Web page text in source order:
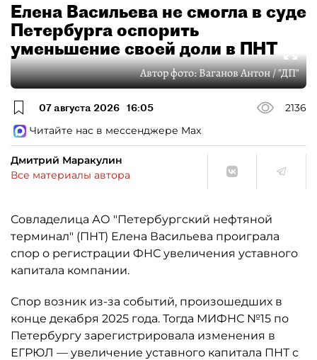
Елена Васильева не смогла в суде
Петербурга оспорить
уменьшение своей доли в ПНТ
Автор фото:Ваганов Антон / "ДП"
07 августа 2026 16:05
2136
Читайте нас в мессенджере Max
Дмитрий Маракулин
Все материалы автора
Совладелица АО "Петербургский нефтяной
терминал" (ПНТ) Елена Васильева проиграла
спор о регистрации ФНС увеличения уставного
капитала компании.
Спор возник из-за событий, произошедших в
конце декабря 2025 года. Тогда МИФНС №15 по
Петербургу зарегистрировала изменения в
ЕГРЮЛ — увеличение уставного капитала ПНТ с